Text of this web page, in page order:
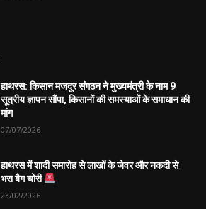
हाथरस: किसान मजदूर संगठन ने मुख्यमंत्री के नाम 9
सूत्रीय ज्ञापन सौंपा, किसानों की समस्याओं के समाधान की
मांग
07/07/2026
हाथरस में शादी समारोह से लाखों के जेवर और नकदी से
भरा बैग चोरी
23/02/2026